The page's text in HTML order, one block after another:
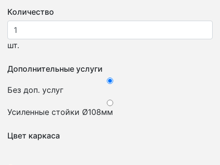
Количество
шт.
Дополнительные услуги
Без доп. услуг
Усиленные стойки Ø108мм
Цвет каркаса